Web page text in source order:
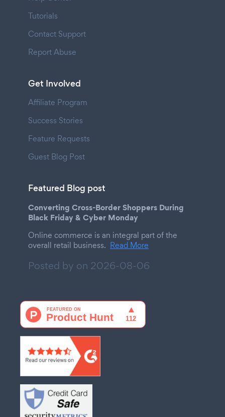
Tutorials
Contact Support
Report Abuse
Get Involved
Affiliate Program
Success Stories
Feature Requests
Guest Blog Post
Featured Blog post
Converting Cross-Border Shoppers During
Black Friday & Cyber Monday
Online commerce is an integral part of the
overall retail business. Read More
Posted by on 2026-08-06